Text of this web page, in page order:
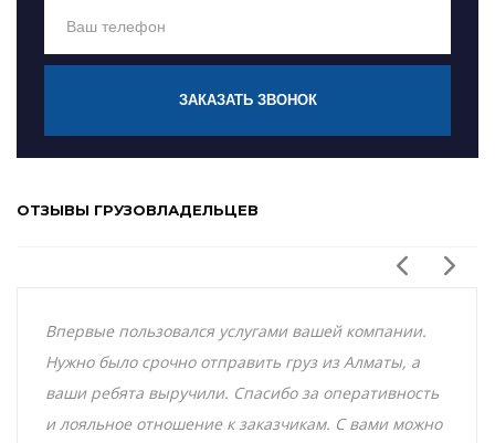
ЗАКАЗАТЬ ЗВОНОК
ОТЗЫВЫ ГРУЗОВЛАДЕЛЬЦЕВ
Впервые пользовался услугами вашей компании.
Нужно было срочно отправить груз из Алматы, а
ваши ребята выручили. Спасибо за оперативность
и лояльное отношение к заказчикам. С вами можно